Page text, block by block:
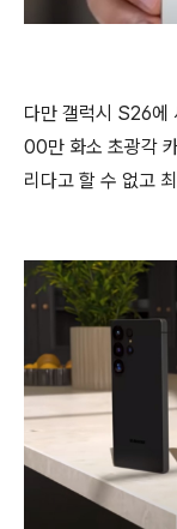
다만 갤럭시 S26에
00만 화소 초광각
리다고 할 수 없고